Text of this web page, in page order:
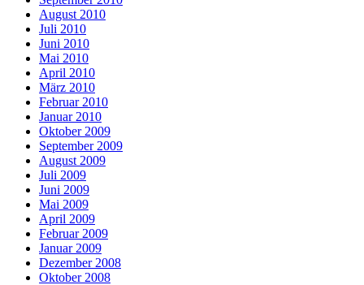
August 2010
Juli 2010
Juni 2010
Mai 2010
April 2010
März 2010
Februar 2010
Januar 2010
Oktober 2009
September 2009
August 2009
Juli 2009
Juni 2009
Mai 2009
April 2009
Februar 2009
Januar 2009
Dezember 2008
Oktober 2008